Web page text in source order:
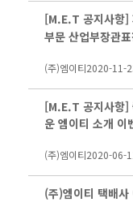
[M.E.T 공지사항]
부문 산업부장관
(주)엠이티2020-11-
[M.E.T 공지사항]
운 엠이티 소개 이
(주)엠이티2020-06-
(주)엠이티 택배사